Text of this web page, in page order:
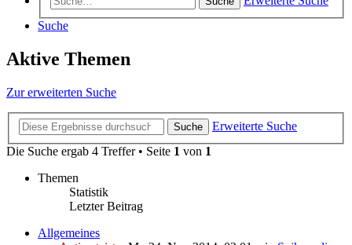
Suche
Aktive Themen
Zur erweiterten Suche
Suche
Erweiterte Suche
Die Suche ergab 4 Treffer • Seite 1 von 1
Themen
Statistik
Letzter Beitrag
Allgemeines